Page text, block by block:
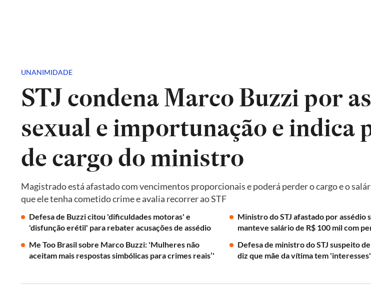
UNANIMIDADE
STJ condena Marco Buzzi por
sexual e importunação e indica
de cargo do ministro
Magistrado está afastado com vencimentos proporcionais e poderá perder o cargo e o
que ele tenha cometido crime e avalia recorrer ao STF
Defesa de Buzzi citou 'dificuldades motoras' e
'disfunção erétil' para rebater acusações de assédio
Ministro do STJ afastado por assédio
manteve salário de R$ 100 mil com
Me Too Brasil sobre Marco Buzzi: 'Mulheres não
aceitam mais respostas simbólicas para crimes reais’'
Defesa de ministro do STJ suspeito
diz que mãe da vítima tem